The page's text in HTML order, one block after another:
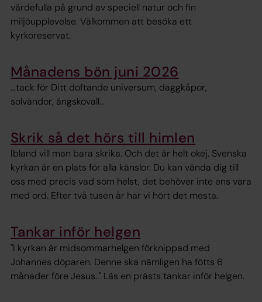
värdefulla på grund av speciell natur och fin
miljöupplevelse. Välkommen att besöka ett
kyrkoreservat.
Månadens bön juni 2026
...tack för Ditt doftande universum, daggkåpor,
solvändor, ängskovall...
Skrik så det hörs till himlen
Ibland vill man bara skrika. Och det är helt okej. Svenska
kyrkan är en plats för alla känslor. Du kan vända dig till
oss med precis vad som helst, det behöver inte ens vara
med ord. Efter två tusen år har vi hört det mesta.
Tankar inför helgen
"I kyrkan är midsommarhelgen förknippad med
Johannes döparen. Denne ska nämligen ha fötts 6
månader före Jesus.." Läs en prästs tankar inför helgen.